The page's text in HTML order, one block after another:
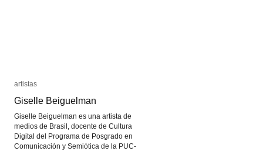
artistas
Giselle Beiguelman
Giselle Beiguelman es una artista de
medios de Brasil, docente de Cultura
Digital del Programa de Posgrado en
Comunicación y Semiótica de la PUC-
artistas
Giselle Beiguelman